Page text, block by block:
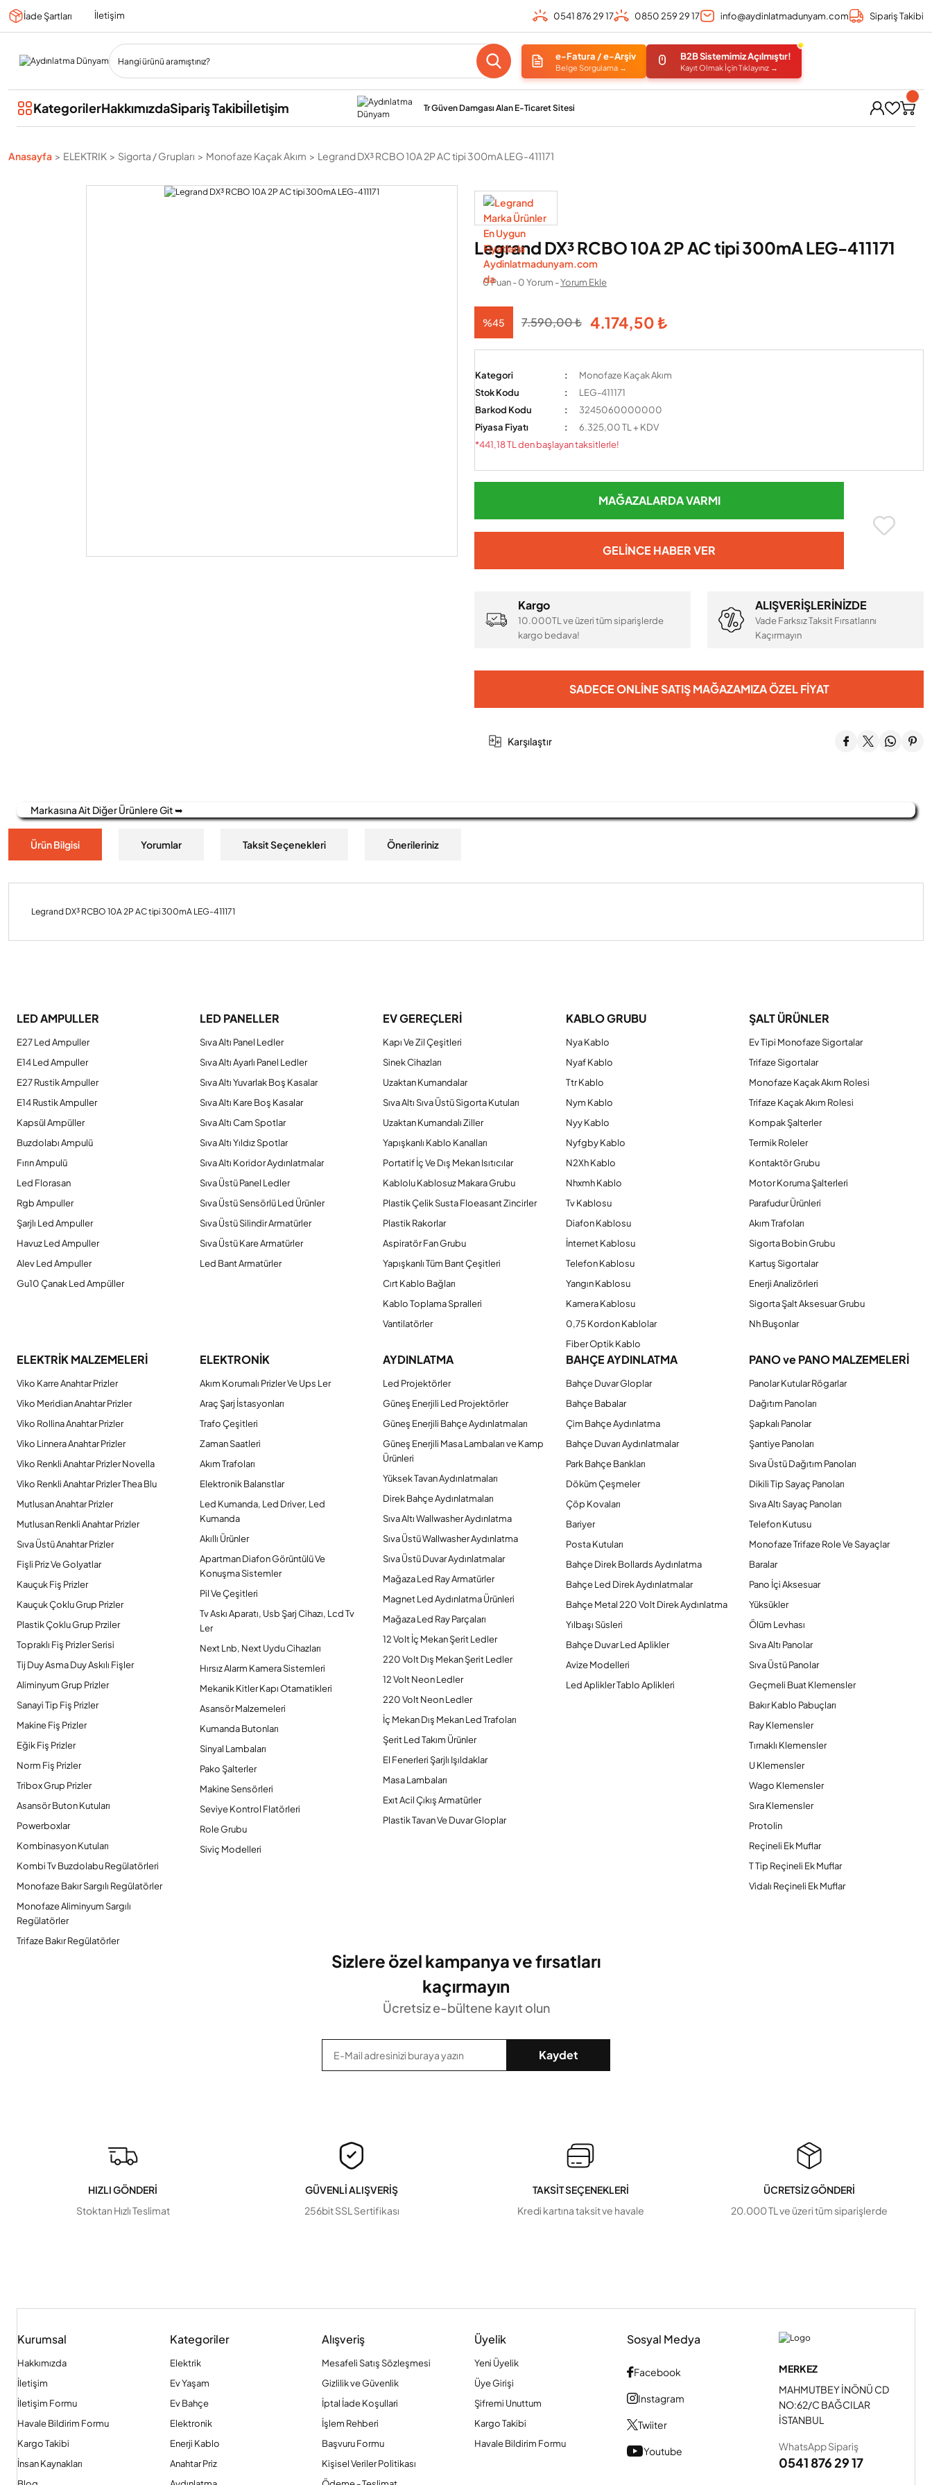
İade Şartları İletişim 0541 876 29 17 0850 259 29 17 info@aydinlatmadunyam.com Sipariş Takibi
e-Fatura / e-Arşiv
Belge Sorgulama →
B2B Sistemimiz Açılmıştır!
Kayıt Olmak İçin Tıklayınız →
KategorilerHakkımızdaSipariş Takibiİletişim Tr Güven Damgası Alan E-Ticaret Sitesi
Anasayfa ELEKTRIK Sigorta / Grupları Monofaze Kaçak Akım Legrand DX³ RCBO 10A 2P AC tipi 300mA LEG-411171
Legrand DX³ RCBO 10A 2P AC tipi 300mA LEG-411171
0 Puan - 0 Yorum -Yorum Ekle
%45 7.590,00 ₺ 4.174,50 ₺
Kategori
Monofaze Kaçak Akım
Stok Kodu
LEG-411171
Barkod Kodu
3245060000000
Piyasa Fiyatı
6.325,00 TL + KDV
*441,18 TL den başlayan taksitlerle!
MAĞAZALARDA VARMI
GELINCE HABER VER
Kargo
10.000TL ve üzeri tüm siparişlerde
kargo bedava!
ALIŞVERİŞLERİNİZDE
Vade Farksız Taksit Fırsatlarını
Kaçırmayın
SADECE ONLINE SATIŞ MAĞAZAMIZA ÖZEL FIYAT
Karşılaştır
Markasına Ait Diğer Ürünlere Git ➥
Ürün Bilgisi Yorumlar Taksit Seçenekleri Önerileriniz
Legrand DX³ RCBO 10A 2P AC tipi 300mA LEG-411171
Bu ürüne ilk yorumu siz yapın!
Ürün resmi kalitesiz, bozuk veya görüntülenemiyor.
Ürün açıklamasında eksik bilgiler bulunuyor.
Ürün bilgilerinde hatalar bulunuyor.
Ürün fiyatı diğer sitelerden daha pahalı.
Bu ürüne benzer farklı alternatifler olmalı.
Gönder
LED AMPULLER
E27 Led Ampuller
E14 Led Ampuller
E27 Rustik Ampuller
E14 Rustik Ampuller
Kapsül Ampüller
Buzdolabı Ampulü
Fırın Ampulü
Led Florasan
Rgb Ampuller
Şarjlı Led Ampuller
Havuz Led Ampuller
Alev Led Ampuller
Gu10 Çanak Led Ampüller
LED PANELLER
Sıva Altı Panel Ledler
Sıva Altı Ayarlı Panel Ledler
Sıva Altı Yuvarlak Boş Kasalar
Sıva Altı Kare Boş Kasalar
Sıva Altı Cam Spotlar
Sıva Altı Yıldız Spotlar
Sıva Altı Koridor Aydınlatmalar
Sıva Üstü Panel Ledler
Sıva Üstü Sensörlü Led Ürünler
Sıva Üstü Silindir Armatürler
Sıva Üstü Kare Armatürler
Led Bant Armatürler
EV GEREÇLERİ
Kapı Ve Zil Çeşitleri
Sinek Cihazları
Uzaktan Kumandalar
Sıva Altı Sıva Üstü Sigorta Kutuları
Uzaktan Kumandalı Ziller
Yapışkanlı Kablo Kanalları
Portatif İç Ve Dış Mekan Isıtıcılar
Kablolu Kablosuz Makara Grubu
Plastik Çelik Susta Floeasant Zincirler
Plastik Rakorlar
Aspiratör Fan Grubu
Yapışkanlı Tüm Bant Çeşitleri
Cırt Kablo Bağları
Kablo Toplama Spralleri
Vantilatörler
KABLO GRUBU
Nya Kablo
Nyaf Kablo
Ttr Kablo
Nym Kablo
Nyy Kablo
Nyfgby Kablo
N2Xh Kablo
Nhxmh Kablo
Tv Kablosu
Diafon Kablosu
İnternet Kablosu
Telefon Kablosu
Yangın Kablosu
Kamera Kablosu
0,75 Kordon Kablolar
Fiber Optik Kablo
ŞALT ÜRÜNLER
Ev Tipi Monofaze Sigortalar
Trifaze Sigortalar
Monofaze Kaçak Akım Rolesi
Trifaze Kaçak Akım Rolesi
Kompak Şalterler
Termik Roleler
Kontaktör Grubu
Motor Koruma Şalterleri
Parafudur Ürünleri
Akım Trafoları
Sigorta Bobin Grubu
Kartuş Sigortalar
Enerji Analizörleri
Sigorta Şalt Aksesuar Grubu
Nh Buşonlar
ELEKTRİK MALZEMELERİ
Viko Karre Anahtar Prizler
Viko Meridian Anahtar Prizler
Viko Rollina Anahtar Prizler
Viko Linnera Anahtar Prizler
Viko Renkli Anahtar Prizler Novella
Viko Renkli Anahtar Prizler Thea Blu
Mutlusan Anahtar Prizler
Mutlusan Renkli Anahtar Prizler
Sıva Üstü Anahtar Prizler
Fişli Priz Ve Golyatlar
Kauçuk Fiş Prizler
Kauçuk Çoklu Grup Prizler
Plastik Çoklu Grup Prziler
Topraklı Fiş Prizler Serisi
Tij Duy Asma Duy Askılı Fişler
Aliminyum Grup Prizler
Sanayi Tip Fiş Prizler
Makine Fiş Prizler
Eğik Fiş Prizler
Norm Fiş Prizler
Tribox Grup Prizler
Asansör Buton Kutuları
Powerboxlar
Kombinasyon Kutuları
Kombi Tv Buzdolabu Regülatörleri
Monofaze Bakır Sargılı Regülatörler
Monofaze Aliminyum Sargılı
Regülatörler
Trifaze Bakır Regülatörler
ELEKTRONİK
Akım Korumalı Prizler Ve Ups Ler
Araç Şarj İstasyonları
Trafo Çeşitleri
Zaman Saatleri
Akım Trafoları
Elektronik Balanstlar
Led Kumanda, Led Driver, Led
Kumanda
Akıllı Ürünler
Apartman Diafon Görüntülü Ve
Konuşma Sistemler
Pil Ve Çeşitleri
Tv Askı Aparatı, Usb Şarj Cihazı, Lcd Tv
Ler
Next Lnb, Next Uydu Cihazları
Hırsız Alarm Kamera Sistemleri
Mekanik Kitler Kapı Otamatikleri
Asansör Malzemeleri
Kumanda Butonları
Sinyal Lambaları
Pako Şalterler
Makine Sensörleri
Seviye Kontrol Flatörleri
Role Grubu
Siviç Modelleri
AYDINLATMA
Led Projektörler
Güneş Enerjili Led Projektörler
Güneş Enerjili Bahçe Aydınlatmaları
Güneş Enerjili Masa Lambaları ve Kamp
Ürünleri
Yüksek Tavan Aydınlatmaları
Direk Bahçe Aydınlatmaları
Sıva Altı Wallwasher Aydınlatma
Sıva Üstü Wallwasher Aydınlatma
Sıva Üstü Duvar Aydınlatmalar
Mağaza Led Ray Armatürler
Magnet Led Aydınlatma Ürünleri
Mağaza Led Ray Parçaları
12 Volt İç Mekan Şerit Ledler
220 Volt Dış Mekan Şerit Ledler
12 Volt Neon Ledler
220 Volt Neon Ledler
İç Mekan Dış Mekan Led Trafoları
Şerit Led Takım Ürünler
El Fenerleri Şarjlı Işıldaklar
Masa Lambaları
Exıt Acil Çıkış Armatürler
Plastik Tavan Ve Duvar Gloplar
BAHÇE AYDINLATMA
Bahçe Duvar Gloplar
Bahçe Babalar
Çim Bahçe Aydınlatma
Bahçe Duvarı Aydınlatmalar
Park Bahçe Bankları
Döküm Çeşmeler
Çöp Kovaları
Bariyer
Posta Kutuları
Bahçe Direk Bollards Aydınlatma
Bahçe Led Direk Aydınlatmalar
Bahçe Metal 220 Volt Direk Aydınlatma
Yılbaşı Süsleri
Bahçe Duvar Led Aplikler
Avize Modelleri
Led Aplikler Tablo Aplikleri
PANO ve PANO MALZEMELERİ
Panolar Kutular Rögarlar
Dağıtım Panoları
Şapkalı Panolar
Şantiye Panoları
Sıva Üstü Dağıtım Panoları
Dikili Tip Sayaç Panoları
Sıva Altı Sayaç Panoları
Telefon Kutusu
Monofaze Trifaze Role Ve Sayaçlar
Baralar
Pano İçi Aksesuar
Yüksükler
Ölüm Levhası
Sıva Altı Panolar
Sıva Üstü Panolar
Geçmeli Buat Klemensler
Bakır Kablo Pabuçları
Ray Klemensler
Tırnaklı Klemensler
U Klemensler
Wago Klemensler
Sıra Klemensler
Protolin
Reçineli Ek Muflar
T Tip Reçineli Ek Muflar
Vidalı Reçineli Ek Muflar
Sizlere özel kampanya ve fırsatları
kaçırmayın
Ücretsiz e-bültene kayıt olun
Kaydet
HIZLI GÖNDERİ
Stoktan Hızlı Teslimat
GÜVENLİ ALIŞVERİŞ
256bit SSL Sertifikası
TAKSİT SEÇENEKLERİ
Kredi kartına taksit ve havale
ÜCRETSİZ GÖNDERİ
20.000 TL ve üzeri tüm siparişlerde
Kurumsal
Hakkımızda
İletişim
İletişim Formu
Havale Bildirim Formu
Kargo Takibi
İnsan Kaynakları
Kategoriler
Elektrik
Ev Yaşam
Ev Bahçe
Elektronik
Enerji Kablo
Anahtar Priz
Alışveriş
Mesafeli Satış Sözleşmesi
Gizlilik ve Güvenlik
İptal İade Koşullari
İşlem Rehberi
Başvuru Formu
Kişisel Veriler Politikası
Üyelik
Yeni Üyelik
Üye Girişi
Şifremi Unuttum
Kargo Takibi
Havale Bildirim Formu
Sosyal Medya
Facebook
Instagram
Twiiter
Youtube
MERKEZ
MAHMUTBEY İNÖNÜ CD
NO:62/C BAĞCILAR
İSTANBUL
WhatsApp Sipariş
0541 876 29 17